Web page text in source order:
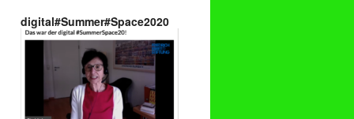
digital#Summer#Space2020